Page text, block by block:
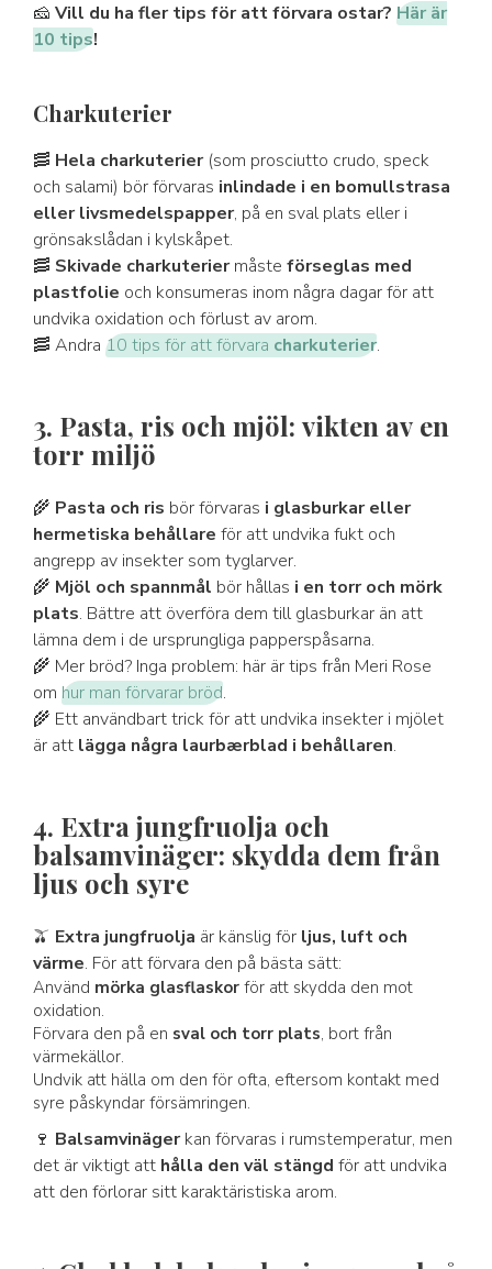
🧀 Vill du ha fler tips för att förvara ostar? Här är
10 tips!
Charkuterier
🥓 Hela charkuterier(som prosciutto crudo, speck
och salami) bör förvaras inlindade i en bomullstrasa
eller livsmedelspapper, på en sval plats eller i
grönsakslådan i kylskåpet.
🥓 Skivade charkuteriermåste förseglas med
plastfolie och konsumeras inom några dagar för att
undvika oxidation och förlust av arom.
🥓 Andra 10 tips för att förvara charkuterier.
3. Pasta, ris och mjöl: vikten av en
torr miljö
🌾 Pasta och ris bör förvaras i glasburkar eller
hermetiska behållare för att undvika fukt och
angrepp av insekter som tyglarver.
🌾 Mjöl och spannmål bör hållas i en torr och mörk
plats. Bättre att överföra dem till glasburkar än att
lämna dem i de ursprungliga papperspåsarna.
🌾 Mer bröd? Inga problem: här är tips från Meri Rose
om hur man förvarar bröd.
🌾 Ett användbart trick för att undvika insekter i mjölet
är att lägga några laurbærblad i behållaren.
4. Extra jungfruolja och
balsamvinäger: skydda dem från
ljus och syre
🫒 Extra jungfruolja är känslig för ljus, luft och
värme. För att förvara den på bästa sätt:
Använd mörka glasflaskor för att skydda den mot
oxidation.
Förvara den på en sval och torr plats, bort från
värmekällor.
Undvik att hälla om den för ofta, eftersom kontakt med
syre påskyndar försämringen.
🍷 Balsamvinägerkan förvaras i rumstemperatur, men
det är viktigt att hålla den väl stängd för att undvika
att den förlorar sitt karaktäristiska arom.